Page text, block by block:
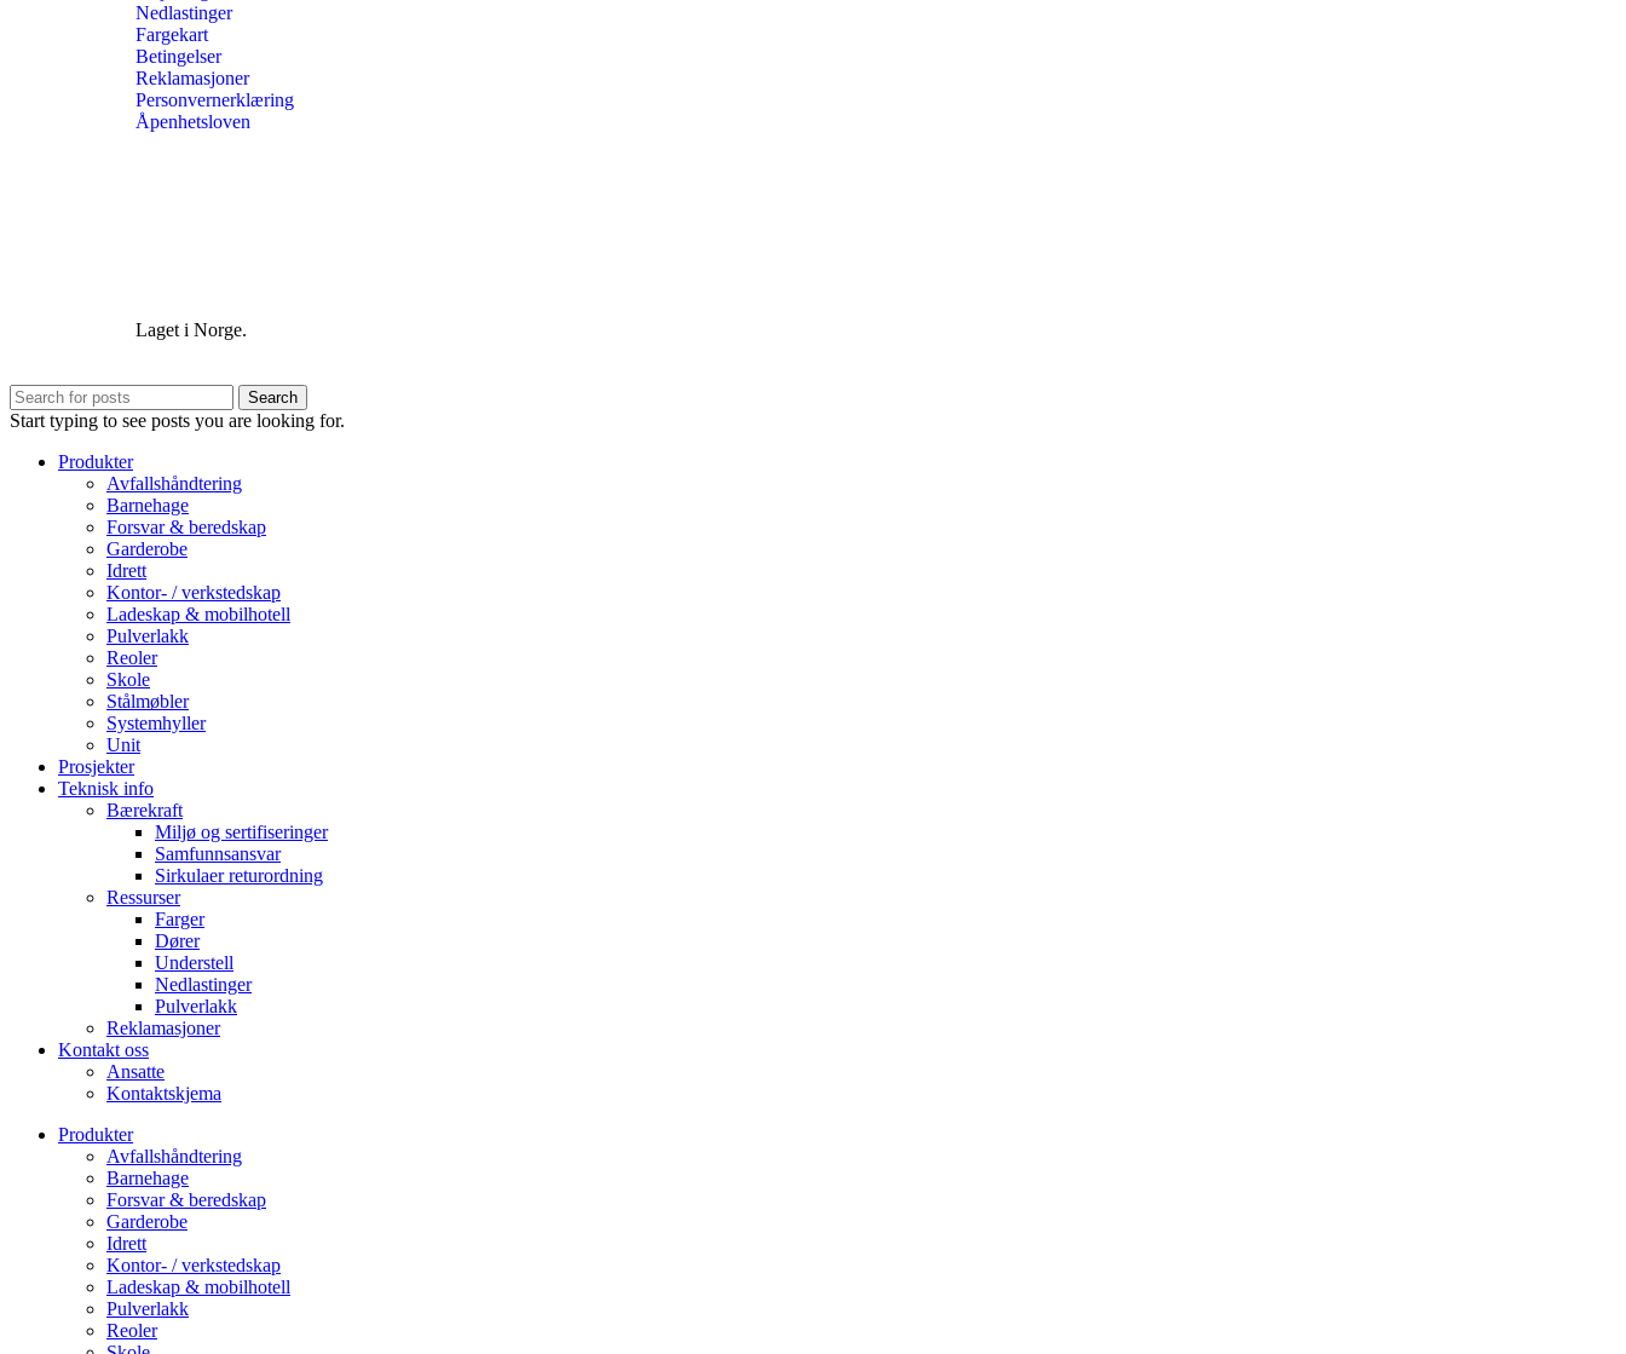
Nedlastinger
Fargekart
Betingelser
Reklamasjoner
Personvernerklæring
Åpenhetsloven
Laget i Norge.
Search
Start typing to see posts you are looking for.
Produkter
Avfallshåndtering
Barnehage
Forsvar & beredskap
Garderobe
Idrett
Kontor- / verkstedskap
Ladeskap & mobilhotell
Pulverlakk
Reoler
Skole
Stålmøbler
Systemhyller
Unit
Prosjekter
Teknisk info
Bærekraft
Miljø og sertifiseringer
Samfunnsansvar
Sirkulaer returordning
Ressurser
Farger
Dører
Understell
Nedlastinger
Pulverlakk
Reklamasjoner
Kontakt oss
Ansatte
Kontaktskjema
Produkter
Avfallshåndtering
Barnehage
Forsvar & beredskap
Garderobe
Idrett
Kontor- / verkstedskap
Ladeskap & mobilhotell
Pulverlakk
Reoler